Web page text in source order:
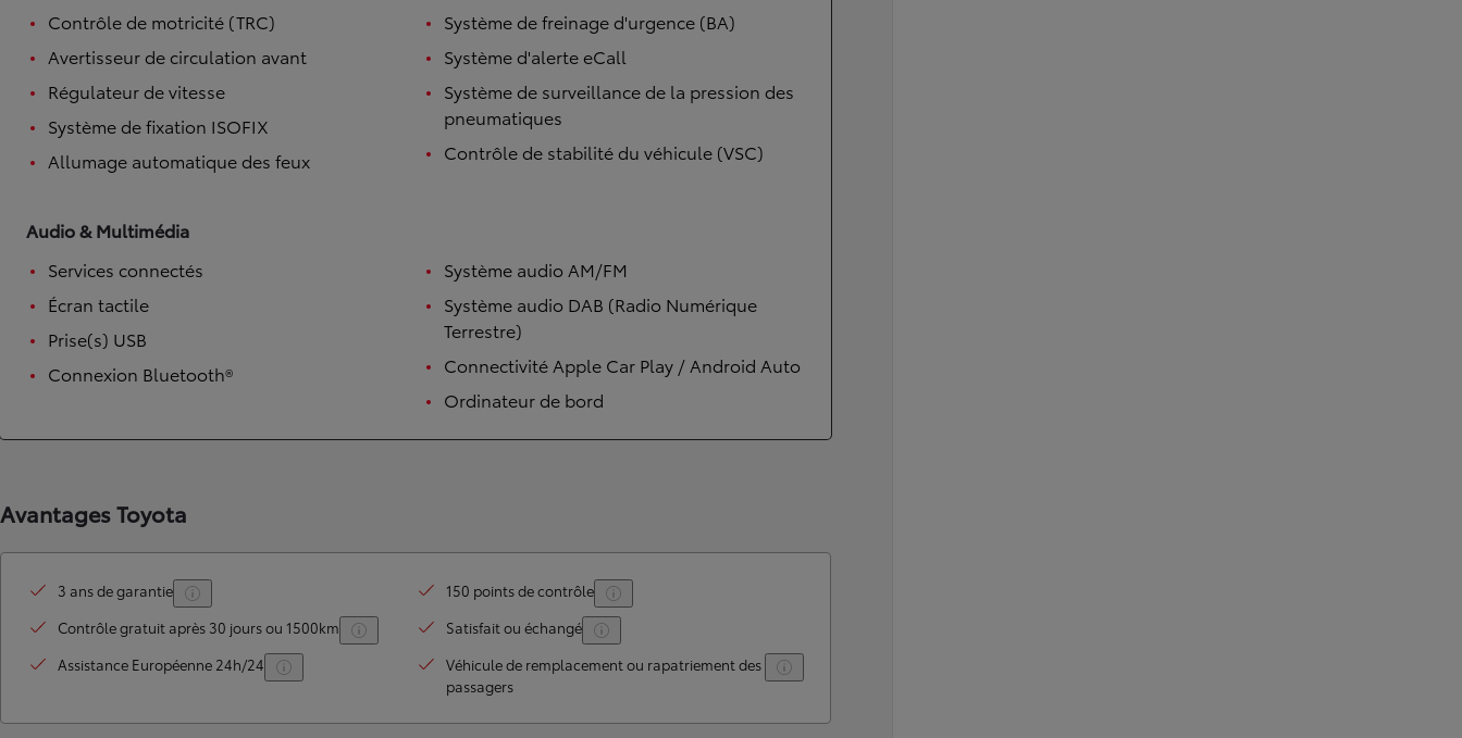
TOYOTA C-HR
HYBRIDE OU HYBRIDE RECHARGEABLE
Contrôle de motricité (TRC)
Avertisseur de circulation avant
Régulateur de vitesse
Système de fixation ISOFIX
Allumage automatique des feux
Système de freinage d'urgence (BA)
Système d'alerte eCall
Système de surveillance de la pression des
pneumatiques
Contrôle de stabilité du véhicule (VSC)
Audio & Multimédia
Services connectés
Écran tactile
Prise(s) USB
Connexion Bluetooth®
Système audio AM/FM
Système audio DAB (Radio Numérique
Terrestre)
Connectivité Apple Car Play / Android Auto
Ordinateur de bord
Avantages Toyota
3 ans de garantie
150 points de contrôle
Contrôle gratuit après 30 jours ou 1500km
Satisfait ou échangé
Assistance Européenne 24h/24
Véhicule de remplacement ou rapatriement des
passagers